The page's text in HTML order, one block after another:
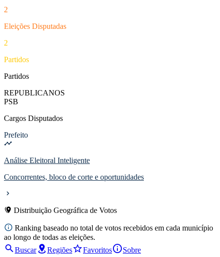
2
Eleições Disputadas
2
Partidos
Partidos
REPUBLICANOS
PSB
Cargos Disputados
Prefeito
Análise Eleitoral Inteligente
Concorrentes, bloco de corte e oportunidades
Distribuição Geográfica de Votos
Ranking baseado no total de votos recebidos em cada município
ao longo de todas as eleições.
Histórico de Eleições
Buscar Regiões Favoritos Sobre